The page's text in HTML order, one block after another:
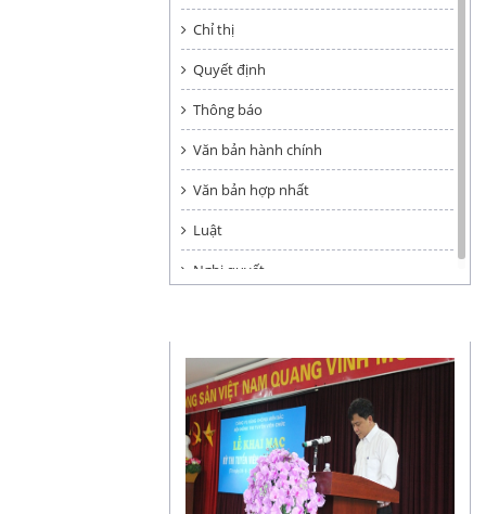
Chỉ thị
Quyết định
Thông báo
Văn bản hành chính
Văn bản hợp nhất
Luật
Nghị quyết